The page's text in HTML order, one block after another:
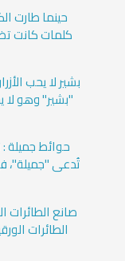
حينما طارت
كلمات كانت
بشير لا يحب
"بشير" وهو لا
حوائط جميلة
تُدعى "جميلة"،
صانع الطائرات
الطائرات